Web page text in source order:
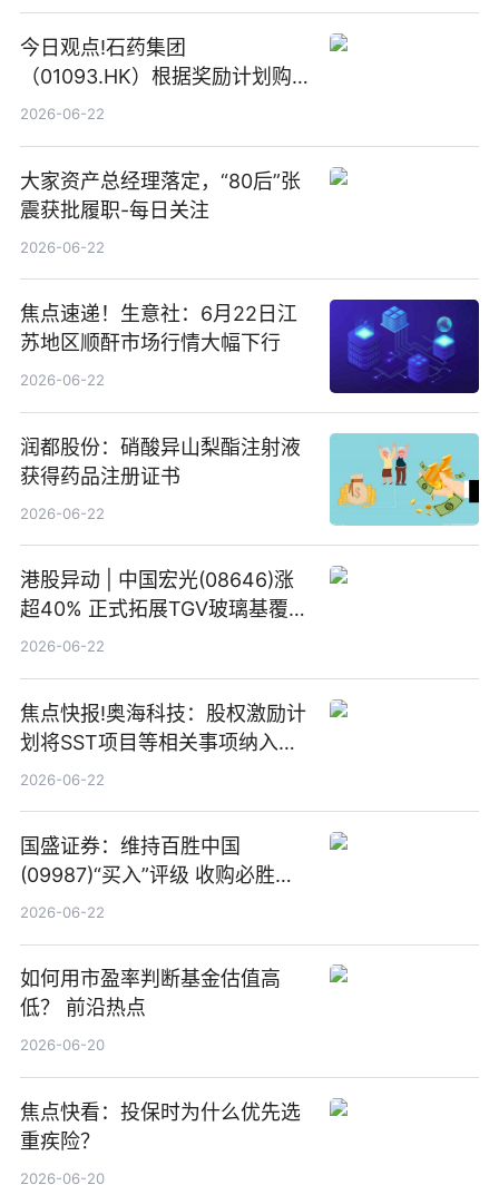
今日观点!石药集团
（01093.HK）根据奖励计划购
回580万股
2026-06-22
大家资产总经理落定，“80后”张
震获批履职-每日关注
2026-06-22
焦点速递！生意社：6月22日江
苏地区顺酐市场行情大幅下行
2026-06-22
润都股份：硝酸异山梨酯注射液
获得药品注册证书
2026-06-22
港股异动 | 中国宏光(08646)涨
超40% 正式拓展TGV玻璃基覆铜
板新材料业务
2026-06-22
焦点快报!奥海科技：股权激励计
划将SST项目等相关事项纳入专
项业务发展考核指标
2026-06-22
国盛证券：维持百胜中国
(09987)“买入”评级 收购必胜客
中国增厚利润加速成长 信息
2026-06-22
如何用市盈率判断基金估值高
低？ 前沿热点
2026-06-20
焦点快看：投保时为什么优先选
重疾险？
2026-06-20